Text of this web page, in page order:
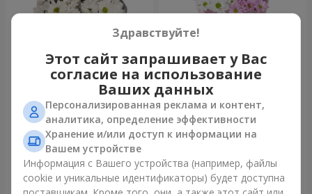
Букет "Киото" из 5 белых
хризантем
999 грн
Заказать
Букет "Времена года"
Заказать
Здравствуйте!
Этот сайт запрашивает у Вас
согласие на использование
Ваших данных
Персонализированная реклама и контент,
аналитика, определение эффективности
Хранение и/или доступ к информации на
Вашем устройстве
Информация с Вашего устройства (например, файлы
cookie и уникальные идентификаторы) будет доступна